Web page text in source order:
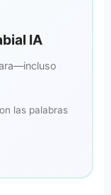
IA
las palabras